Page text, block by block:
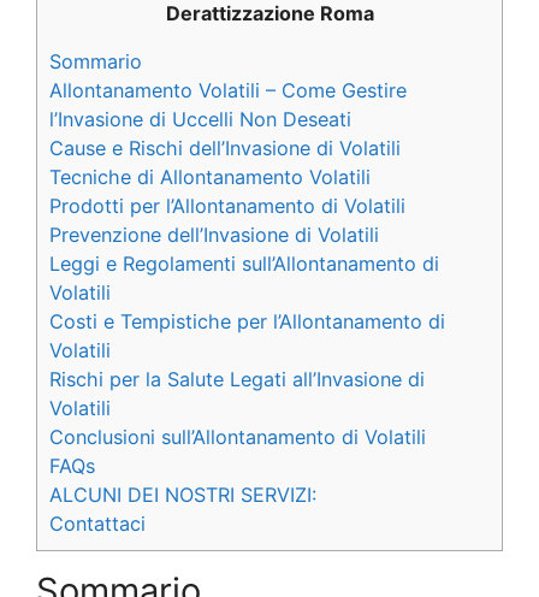
Derattizzazione Roma
Sommario
Allontanamento Volatili – Come Gestire
l’Invasione di Uccelli Non Deseati
Cause e Rischi dell’Invasione di Volatili
Tecniche di Allontanamento Volatili
Prodotti per l’Allontanamento di Volatili
Prevenzione dell’Invasione di Volatili
Leggi e Regolamenti sull’Allontanamento di
Volatili
Costi e Tempistiche per l’Allontanamento di
Volatili
Rischi per la Salute Legati all’Invasione di
Volatili
Conclusioni sull’Allontanamento di Volatili
FAQs
ALCUNI DEI NOSTRI SERVIZI:
Contattaci